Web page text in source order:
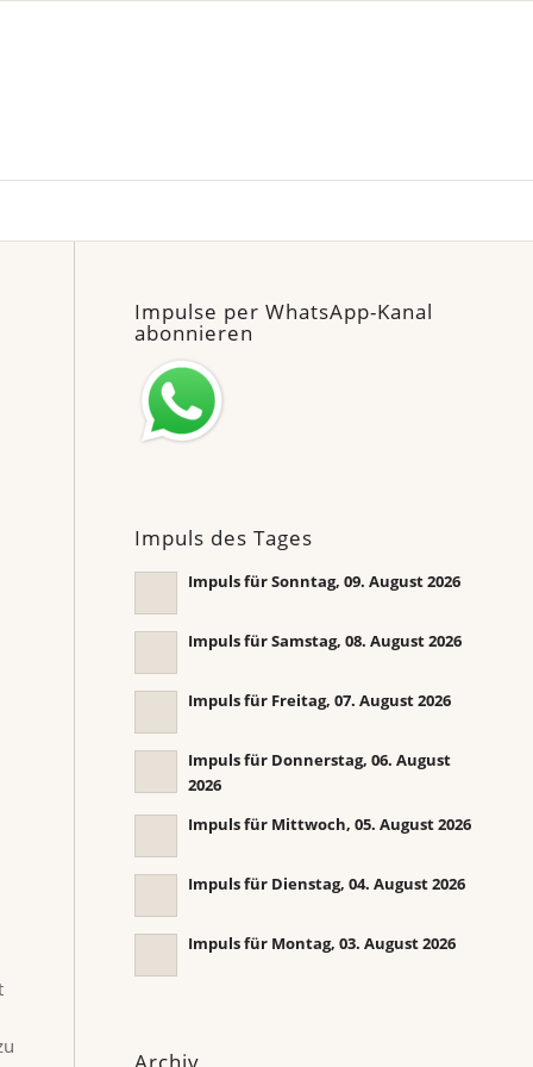
Impulse per WhatsApp-Kanal
abonnieren
Impuls des Tages
Impuls für Sonntag, 09. August 2026
Impuls für Samstag, 08. August 2026
Impuls für Freitag, 07. August 2026
Impuls für Donnerstag, 06. August
2026
Impuls für Mittwoch, 05. August 2026
Impuls für Dienstag, 04. August 2026
Impuls für Montag, 03. August 2026